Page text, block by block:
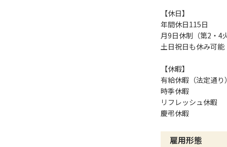
【休日】
年間休日115日
月9日休制（第2・4
土日祝日も休み可能
【休暇】
有給休暇（法定通り）
時季休暇
リフレッシュ休暇
慶弔休暇
雇用形態